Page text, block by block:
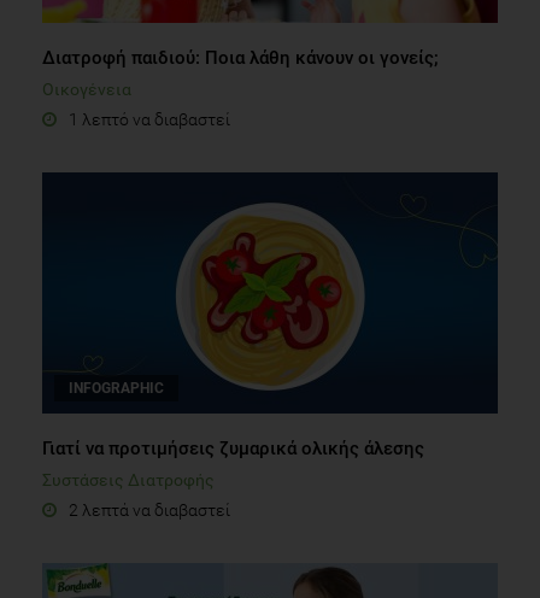
Διατροφή παιδιού: Ποια λάθη κάνουν οι γονείς;
Οικογένεια
1 λεπτό να διαβαστεί
INFOGRAPHIC
Γιατί να προτιμήσεις ζυμαρικά ολικής άλεσης
Συστάσεις Διατροφής
2 λεπτά να διαβαστεί